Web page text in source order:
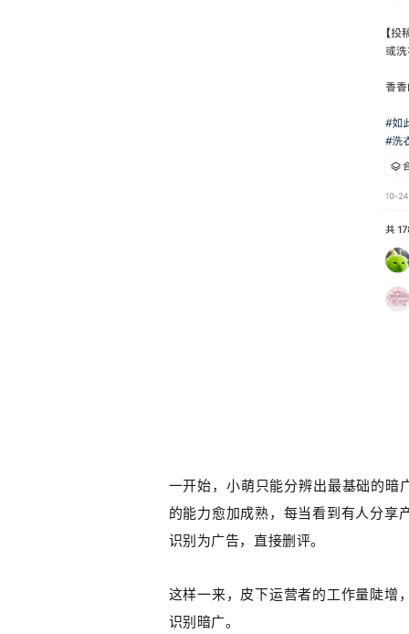
一开始，小萌只能分辨出最基础的暗
的能力愈加成熟，每当看到有人分享
识别为广告，直接删评。
这样一来，皮下运营者的工作量陡增
识别暗广。